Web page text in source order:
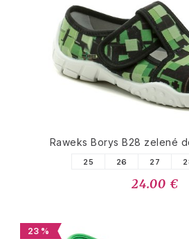
Raweks Borys B28 zelené
25 26 27
24.00 €
23 %